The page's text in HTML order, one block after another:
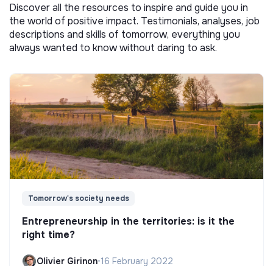
Discover all the resources to inspire and guide you in
the world of positive impact. Testimonials, analyses, job
descriptions and skills of tomorrow, everything you
always wanted to know without daring to ask.
Tomorrow's society needs
Entrepreneurship in the territories: is it the
right time?
Olivier Girinon•16 February 2022